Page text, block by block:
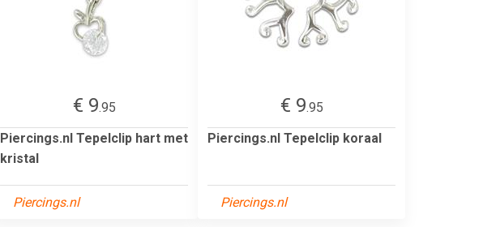
€ 9.95
Piercings.nl Tepelclip hart met
kristal
Piercings.nl
€ 9.95
Piercings.nl Tepelclip koraal
Piercings.nl